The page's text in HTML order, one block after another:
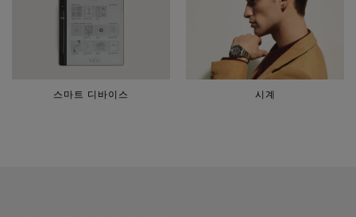
스마트 디바이스 시계